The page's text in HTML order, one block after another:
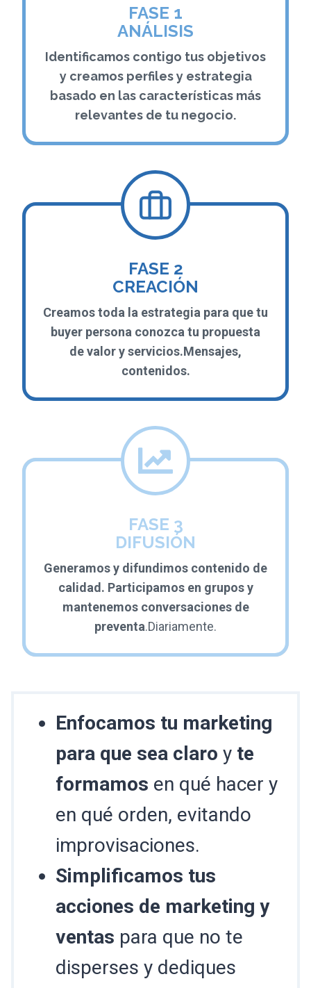
FASE 1
ANÁLISIS
Identificamos contigo tus objetivos
y creamos perfiles y estrategia
basado en las características más
relevantes de tu negocio.
FASE 2
CREACIÓN
Creamos toda la estrategia para que tu
buyer persona conozca tu propuesta
de valor y servicios.Mensajes,
contenidos.
FASE 3
DIFUSIÓN
Generamos y difundimos contenido de
calidad. Participamos en grupos y
mantenemos conversaciones de
preventa.Diariamente.
Enfocamos tu marketing
para que sea claro y te
formamos en qué hacer y
en qué orden, evitando
improvisaciones.
Simplificamos tus
acciones de marketing y
ventas para que no te
disperses y dediques